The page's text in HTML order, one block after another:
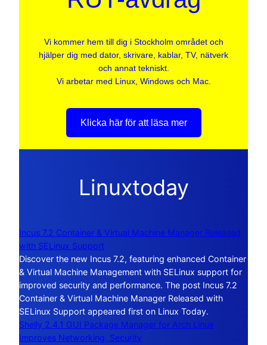
Vi kommer hem till dig i Stockholm området och
hjälper dig med dator, skrivare, kablar, TV, nätverk
och annat tekniskt.
Vi arbetar med Linux, Windows och Mac.
Klicka här för att läsa mer
Linuxtoday
Incus 7.2 Container & Virtual Machine Manager Released
with SELinux Support
Discover the new Incus 7.2, featuring enhanced Container
& Virtual Machine Management with SELinux support for
improved security and performance. The post Incus 7.2
Container & Virtual Machine Manager Released with
SELinux Support appeared first on Linux Today.
Shelly 2.4.1 GUI Package Manager for Arch Linux
Improves Networking, Security